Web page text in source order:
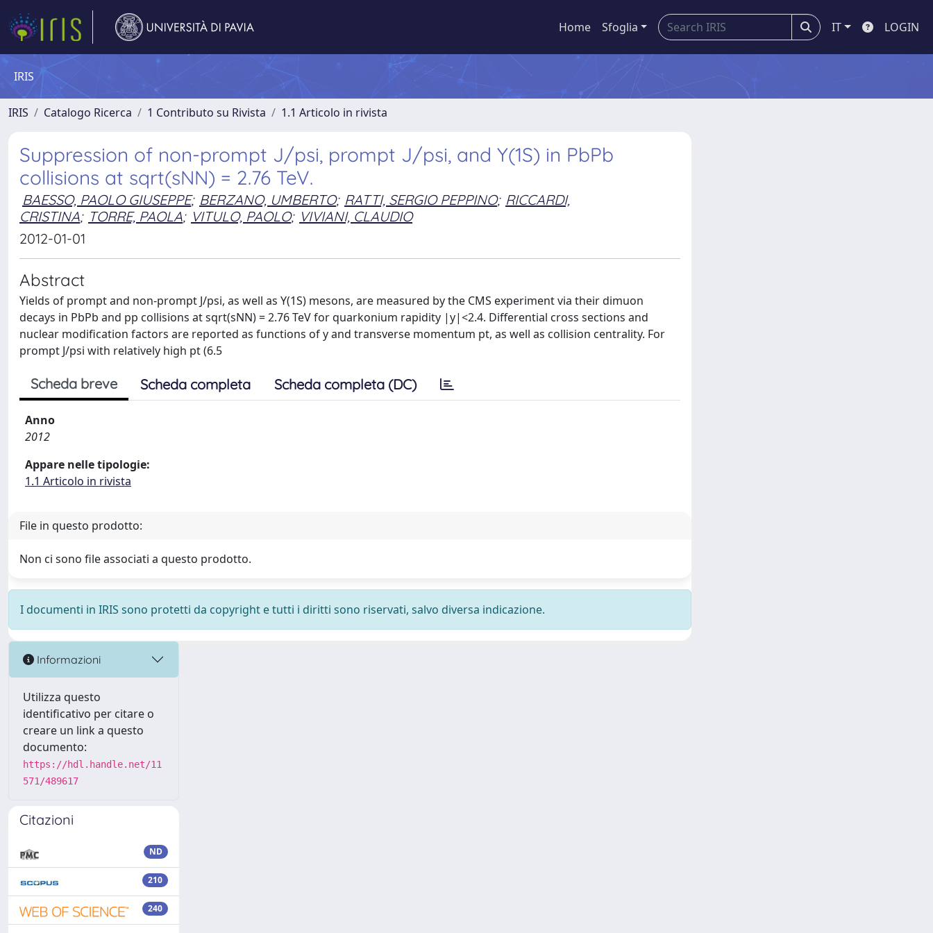
Home Sfoglia IT LOGIN
IRIS
IRIS Catalogo Ricerca 1 Contributo su Rivista 1.1 Articolo in rivista
Suppression of non-prompt J/psi, prompt J/psi, and Y(1S) in PbPb
collisions at sqrt(sNN) = 2.76 TeV.
BAESSO, PAOLO GIUSEPPE; BERZANO, UMBERTO; RATTI, SERGIO PEPPINO; RICCARDI,
CRISTINA; TORRE, PAOLA; VITULO, PAOLO; VIVIANI, CLAUDIO
2012-01-01
Abstract
Yields of prompt and non-prompt J/psi, as well as Y(1S) mesons, are measured by the CMS experiment via their dimuon
decays in PbPb and pp collisions at sqrt(sNN) = 2.76 TeV for quarkonium rapidity |y|<2.4. Differential cross sections and
nuclear modification factors are reported as functions of y and transverse momentum pt, as well as collision centrality. For
prompt J/psi with relatively high pt (6.5
Scheda breve Scheda completa Scheda completa (DC)
Anno
2012
Appare nelle tipologie:
1.1 Articolo in rivista
File in questo prodotto:
Non ci sono file associati a questo prodotto.
I documenti in IRIS sono protetti da copyright e tutti i diritti sono riservati, salvo diversa indicazione.
Informazioni
Utilizza questo
identificativo per citare o
creare un link a questo
documento:
https://hdl.handle.net/11
571/489617
Citazioni
ND
210
240